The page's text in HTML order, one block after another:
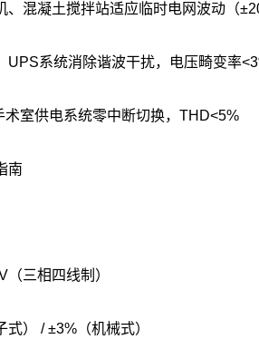
、混凝土搅拌站适应临时电网波动（
UPS系统消除谐波干扰，电压畸变率
术室供电系统零中断切换，THD<5%‌
南
三相四线制）
） / ±3%（机械式）